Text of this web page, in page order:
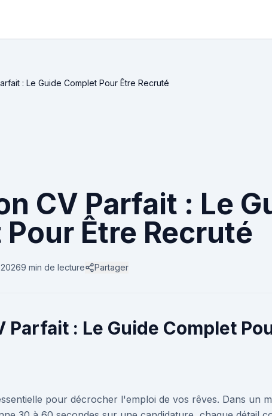
: Le Guide Complet Pour Être Recruté
CV Parfait : Le
Être Recruté
9 min de lecture Partager
Parfait : Le Guide Complet
pour décrocher l'emploi de vos rêves. Dans un